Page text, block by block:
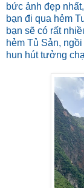
bức ảnh đẹp
bạn đi qua hẻm
bạn sẽ có rất
hẻm Tủ Sản,
hun hút tưởng